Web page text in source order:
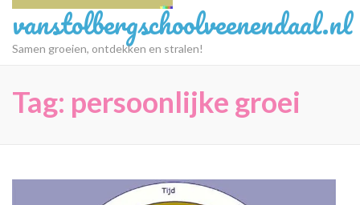
vanstolbergschoolveenendaal.nl
Samen groeien, ontdekken en stralen!
Tag: persoonlijke groei